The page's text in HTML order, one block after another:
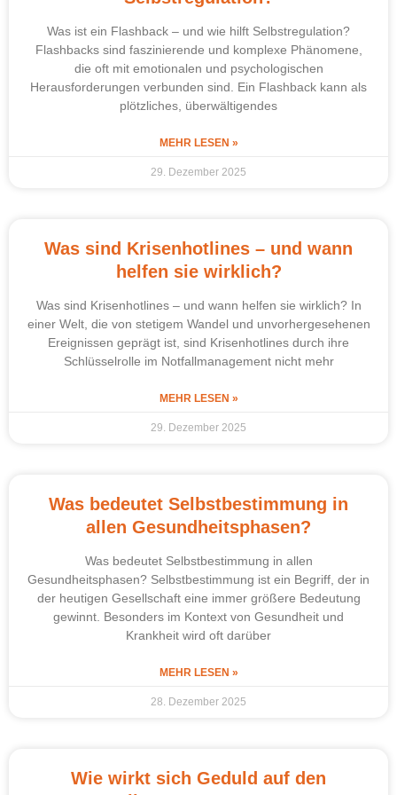
Was ist ein Flashback – und wie hilft Selbstregulation?
Flashbacks sind faszinierende und komplexe Phänomene,
die oft mit emotionalen und psychologischen
Herausforderungen verbunden sind. Ein Flashback kann als
plötzliches, überwältigendes
MEHR LESEN »
29. Dezember 2025
Was sind Krisenhotlines – und wann
helfen sie wirklich?
Was sind Krisenhotlines – und wann helfen sie wirklich? In
einer Welt, die von stetigem Wandel und unvorhergesehenen
Ereignissen geprägt ist, sind Krisenhotlines durch ihre
Schlüsselrolle im Notfallmanagement nicht mehr
MEHR LESEN »
29. Dezember 2025
Was bedeutet Selbstbestimmung in
allen Gesundheitsphasen?
Was bedeutet Selbstbestimmung in allen
Gesundheitsphasen? Selbstbestimmung ist ein Begriff, der in
der heutigen Gesellschaft eine immer größere Bedeutung
gewinnt. Besonders im Kontext von Gesundheit und
Krankheit wird oft darüber
MEHR LESEN »
28. Dezember 2025
Wie wirkt sich Geduld auf den